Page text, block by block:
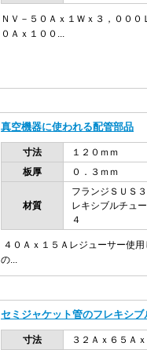
ＮＶ－５０Ａｘ１Ｗｘ３，００
０Ａｘ１００...
真空機器に使われる配管部品
寸法
１２０ｍｍ
板厚
０．３ｍｍ
材質
フランジＳＵＳ
レキシブルチュ
４
４０Ａｘ１５Ａレジューサー使
の...
セミジャケット管のフレキシブ
寸法
３２Ａｘ６５Ａ